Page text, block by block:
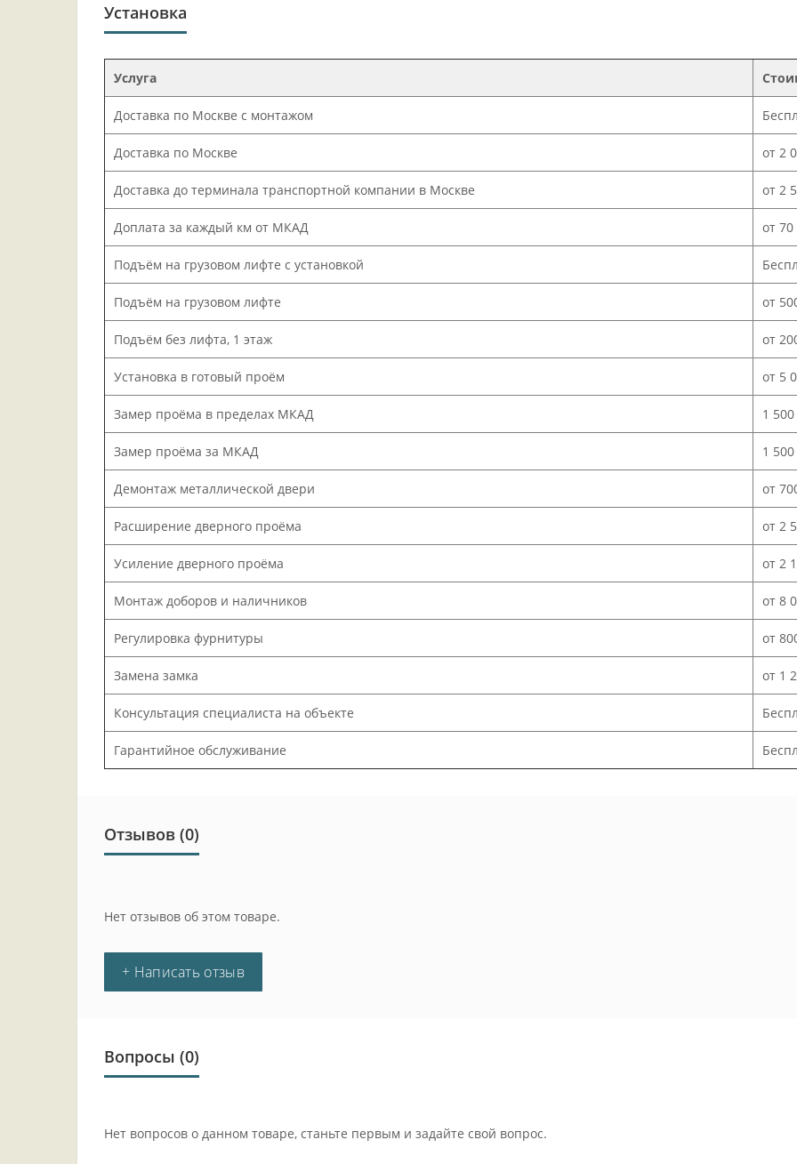
Установка
Услуга
Доставка по Москве с монтажом
Доставка по Москве от 2
Доставка до терминала транспортной компании в Москве от 2
Доплата за каждый км от МКАД от
Подъём на грузовом лифте с установкой
Подъём на грузовом лифте от
Подъём без лифта, 1 этаж от
Установка в готовый проём от 5
Замер проёма в пределах МКАД 1
Замер проёма за МКАД 1
Демонтаж металлической двери от
Расширение дверного проёма от 2
Усиление дверного проёма от 2
Монтаж доборов и наличников от 8
Регулировка фурнитуры от
Замена замка от 1
Консультация специалиста на объекте
Гарантийное обслуживание
Отзывов (0)
Нет отзывов об этом товаре.
+ Написать отзыв
Вопросы (0)
Нет вопросов о данном товаре, станьте первым и задайте свой вопрос.